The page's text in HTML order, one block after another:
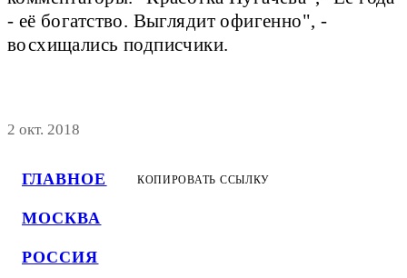
ГЛАВНОЕ
МОСКВА
РОССИЯ
- её богатство. Выглядит офигенно", -
восхищались подписчики.
2 окт. 2018
КОПИРОВАТЬ ССЫЛКУ